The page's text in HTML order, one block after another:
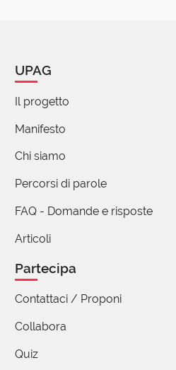
UPAG
Il progetto
Manifesto
Chi siamo
Percorsi di parole
FAQ - Domande e risposte
Articoli
Partecipa
Contattaci / Proponi
Collabora
Quiz